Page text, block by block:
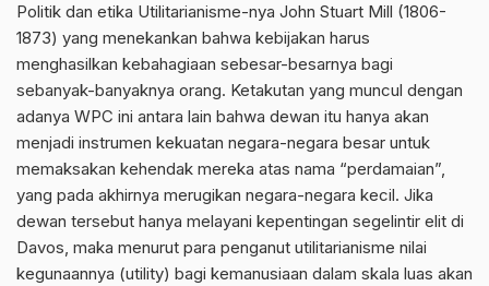
Politik dan etika Utilitarianisme-nya John Stuart Mill (1806-
1873) yang menekankan bahwa kebijakan harus
menghasilkan kebahagiaan sebesar-besarnya bagi
sebanyak-banyaknya orang. Ketakutan yang muncul dengan
adanya WPC ini antara lain bahwa dewan itu hanya akan
menjadi instrumen kekuatan negara-negara besar untuk
memaksakan kehendak mereka atas nama “perdamaian”,
yang pada akhirnya merugikan negara-negara kecil. Jika
dewan tersebut hanya melayani kepentingan segelintir elit di
Davos, maka menurut para penganut utilitarianisme nilai
kegunaannya (utility) bagi kemanusiaan dalam skala luas akan